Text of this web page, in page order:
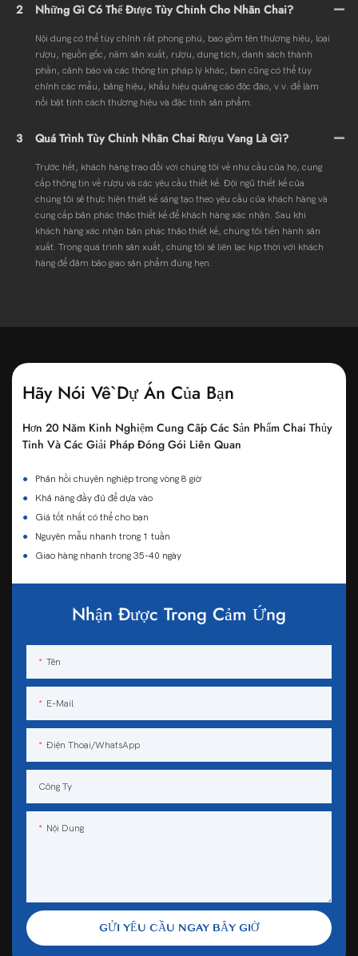
2 Những Gì Có Thể Được Tùy Chỉnh Cho Nhãn Chai?
Nội dung có thể tùy chỉnh rất phong phú, bao gồm tên thương hiệu, loại
rượu, nguồn gốc, năm sản xuất, rượu, dung tích, danh sách thành
phần, cảnh báo và các thông tin pháp lý khác, bạn cũng có thể tùy
chỉnh các mẫu, bảng hiệu, khẩu hiệu quảng cáo độc đáo, v.v. để làm
nổi bật tính cách thương hiệu và đặc tính sản phẩm.
3 Quá Trình Tùy Chỉnh Nhãn Chai Rượu Vang Là Gì?
Trước hết, khách hàng trao đổi với chúng tôi về nhu cầu của họ, cung
cấp thông tin về rượu và các yêu cầu thiết kế. Đội ngũ thiết kế của
chúng tôi sẽ thực hiện thiết kế sáng tạo theo yêu cầu của khách hàng và
cung cấp bản phác thảo thiết kế để khách hàng xác nhận. Sau khi
khách hàng xác nhận bản phác thảo thiết kế, chúng tôi tiến hành sản
xuất. Trong quá trình sản xuất, chúng tôi sẽ liên lạc kịp thời với khách
hàng để đảm bảo giao sản phẩm đúng hẹn.
Hãy Nói Về Dự Án Của Bạn
Hơn 20 Năm Kinh Nghiệm Cung Cấp Các Sản Phẩm Chai Thủy
Tinh Và Các Giải Pháp Đóng Gói Liên Quan
●
Phản hồi chuyên nghiệp trong vòng 8 giờ
●
Khả năng đầy đủ để dựa vào
●
Giá tốt nhất có thể cho bạn
●
Nguyên mẫu nhanh trong 1 tuần
●
Giao hàng nhanh trong 35-40 ngày
Nhận Được Trong Cảm Ứng
Tên
E-Mail
Điện Thoại/WhatsApp
Công Ty
Nội Dung
GỬI YÊU CẦU NGAY BÂY GIỜ